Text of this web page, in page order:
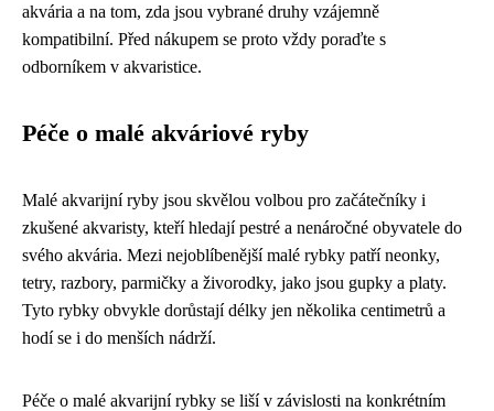
akvária a na tom, zda jsou vybrané druhy vzájemně
kompatibilní. Před nákupem se proto vždy poraďte s
odborníkem v akvaristice.
Péče o malé akváriové ryby
Malé akvarijní ryby jsou skvělou volbou pro začátečníky i
zkušené akvaristy, kteří hledají pestré a nenáročné obyvatele do
svého akvária. Mezi nejoblíbenější malé rybky patří neonky,
tetry, razbory, parmičky a živorodky, jako jsou gupky a platy.
Tyto rybky obvykle dorůstají délky jen několika centimetrů a
hodí se i do menších nádrží.
Péče o malé akvarijní rybky se liší v závislosti na konkrétním